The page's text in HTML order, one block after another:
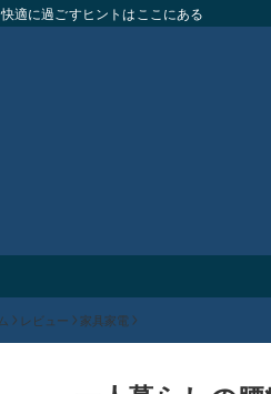
適に過ごすヒントはここにある
レビュー 家具家電